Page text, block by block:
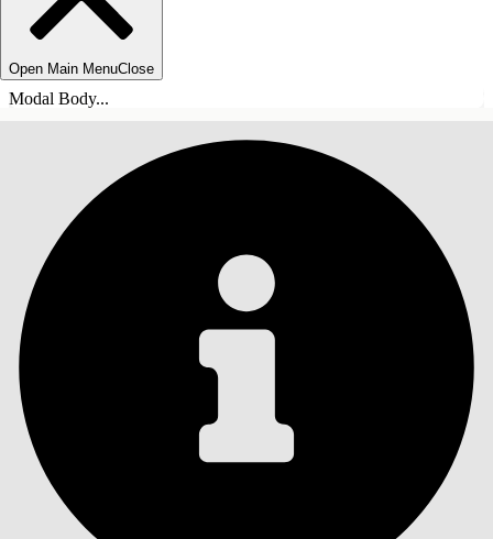
Open Main MenuClose
Modal Body...
INDHOLD